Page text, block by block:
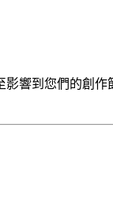
響到您們的創作